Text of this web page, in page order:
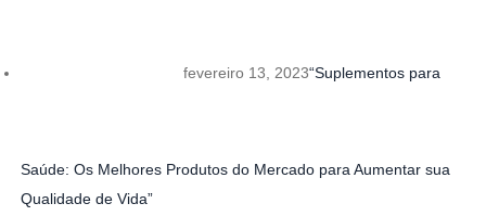
fevereiro 13, 2023“Suplementos para
Saúde: Os Melhores Produtos do Mercado para Aumentar sua
Qualidade de Vida”